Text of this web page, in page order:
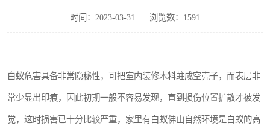
时间：2023-03-31 浏览数：1591
白蚁危害具备非常隐秘性，可把室内装修木料蛀成空壳子，而表层非
常少显出印痕，因此初期一般不容易发现，直到损伤位置扩散才被发
觉，这时损害已十分比较严重，家里有白蚁佛山自然环境是白蚁的高
害虫防治